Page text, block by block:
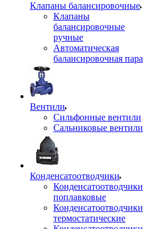
Клапаны балансировочные
Клапаны
балансировочные
ручные
Автоматическая
балансировочная пара
Вентили
Сильфонные вентили
Сальниковые вентили
Конденсатоотводчики
Конденсатоотводчики
поплавковые
Конденсатоотводчики
термостатические